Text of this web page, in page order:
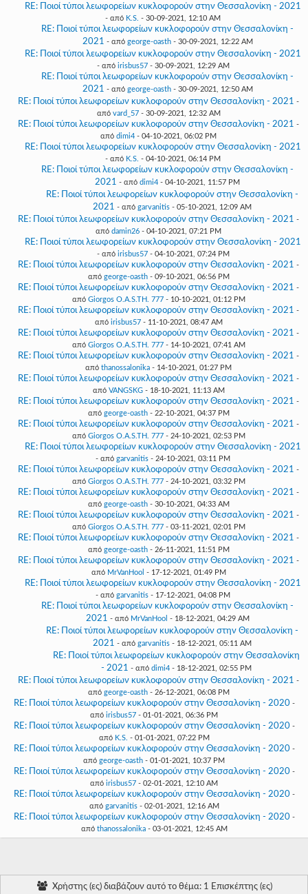
RE: Ποιοί τύποι λεωφορείων κυκλοφορούν στην Θεσσαλονίκη - 2021
- από K.S. - 30-09-2021, 12:10 AM
RE: Ποιοί τύποι λεωφορείων κυκλοφορούν στην Θεσσαλονίκη -
2021 - από george-oasth- 30-09-2021, 12:22 AM
RE: Ποιοί τύποι λεωφορείων κυκλοφορούν στην Θεσσαλονίκη - 2021
- από irisbus57- 30-09-2021, 12:29 AM
RE: Ποιοί τύποι λεωφορείων κυκλοφορούν στην Θεσσαλονίκη -
2021 - από george-oasth- 30-09-2021, 12:50 AM
RE: Ποιοί τύποι λεωφορείων κυκλοφορούν στην Θεσσαλονίκη - 2021 -
από vard_57- 30-09-2021, 12:32 AM
RE: Ποιοί τύποι λεωφορείων κυκλοφορούν στην Θεσσαλονίκη - 2021 -
από dimi4 - 04-10-2021, 06:02 PM
RE: Ποιοί τύποι λεωφορείων κυκλοφορούν στην Θεσσαλονίκη - 2021
- από K.S. - 04-10-2021, 06:14 PM
RE: Ποιοί τύποι λεωφορείων κυκλοφορούν στην Θεσσαλονίκη -
2021 - από dimi4 - 04-10-2021, 11:57 PM
RE: Ποιοί τύποι λεωφορείων κυκλοφορούν στην Θεσσαλονίκη -
2021 - από garvanitis- 05-10-2021, 12:09 AM
RE: Ποιοί τύποι λεωφορείων κυκλοφορούν στην Θεσσαλονίκη - 2021 -
από damin26 - 04-10-2021, 07:21 PM
RE: Ποιοί τύποι λεωφορείων κυκλοφορούν στην Θεσσαλονίκη - 2021
- από irisbus57- 04-10-2021, 07:24 PM
RE: Ποιοί τύποι λεωφορείων κυκλοφορούν στην Θεσσαλονίκη - 2021 -
από george-oasth- 09-10-2021, 06:56 PM
RE: Ποιοί τύποι λεωφορείων κυκλοφορούν στην Θεσσαλονίκη - 2021 -
από Giorgos O.A.S.TH. 777- 10-10-2021, 01:12 PM
RE: Ποιοί τύποι λεωφορείων κυκλοφορούν στην Θεσσαλονίκη - 2021 -
από irisbus57- 11-10-2021, 08:47 AM
RE: Ποιοί τύποι λεωφορείων κυκλοφορούν στην Θεσσαλονίκη - 2021 -
από Giorgos O.A.S.TH. 777- 14-10-2021, 07:41 AM
RE: Ποιοί τύποι λεωφορείων κυκλοφορούν στην Θεσσαλονίκη - 2021 -
από thanossalonika - 14-10-2021, 01:27 PM
RE: Ποιοί τύποι λεωφορείων κυκλοφορούν στην Θεσσαλονίκη - 2021 -
από VANGSKG- 18-10-2021, 11:13 AM
RE: Ποιοί τύποι λεωφορείων κυκλοφορούν στην Θεσσαλονίκη - 2021 -
από george-oasth- 22-10-2021, 04:37 PM
RE: Ποιοί τύποι λεωφορείων κυκλοφορούν στην Θεσσαλονίκη - 2021 -
από Giorgos O.A.S.TH. 777- 24-10-2021, 02:53 PM
RE: Ποιοί τύποι λεωφορείων κυκλοφορούν στην Θεσσαλονίκη - 2021
- από garvanitis - 24-10-2021, 03:11 PM
RE: Ποιοί τύποι λεωφορείων κυκλοφορούν στην Θεσσαλονίκη - 2021 -
από Giorgos O.A.S.TH. 777- 24-10-2021, 03:32 PM
RE: Ποιοί τύποι λεωφορείων κυκλοφορούν στην Θεσσαλονίκη - 2021 -
από george-oasth- 30-10-2021, 04:33 AM
RE: Ποιοί τύποι λεωφορείων κυκλοφορούν στην Θεσσαλονίκη - 2021 -
από Giorgos O.A.S.TH. 777- 03-11-2021, 02:01 PM
RE: Ποιοί τύποι λεωφορείων κυκλοφορούν στην Θεσσαλονίκη - 2021 -
από george-oasth- 26-11-2021, 11:51 PM
RE: Ποιοί τύποι λεωφορείων κυκλοφορούν στην Θεσσαλονίκη - 2021 -
από MrVanHool - 17-12-2021, 01:49 PM
RE: Ποιοί τύποι λεωφορείων κυκλοφορούν στην Θεσσαλονίκη - 2021
- από garvanitis - 17-12-2021, 04:08 PM
RE: Ποιοί τύποι λεωφορείων κυκλοφορούν στην Θεσσαλονίκη -
2021 - από MrVanHool - 18-12-2021, 04:29 AM
RE: Ποιοί τύποι λεωφορείων κυκλοφορούν στην Θεσσαλονίκη -
2021 - από garvanitis- 18-12-2021, 05:11 AM
RE: Ποιοί τύποι λεωφορείων κυκλοφορούν στην Θεσσαλονίκη
- 2021 - από dimi4 - 18-12-2021, 02:55 PM
RE: Ποιοί τύποι λεωφορείων κυκλοφορούν στην Θεσσαλονίκη - 2021 -
από george-oasth- 26-12-2021, 06:08 PM
RE: Ποιοί τύποι λεωφορείων κυκλοφορούν στην Θεσσαλονίκη - 2020 -
από irisbus57 - 01-01-2021, 06:36 PM
RE: Ποιοί τύποι λεωφορείων κυκλοφορούν στην Θεσσαλονίκη - 2020 -
από K.S. - 01-01-2021, 07:22 PM
RE: Ποιοί τύποι λεωφορείων κυκλοφορούν στην Θεσσαλονίκη - 2020 -
από george-oasth - 01-01-2021, 10:37 PM
RE: Ποιοί τύποι λεωφορείων κυκλοφορούν στην Θεσσαλονίκη - 2020 -
από irisbus57 - 02-01-2021, 12:10 AM
RE: Ποιοί τύποι λεωφορείων κυκλοφορούν στην Θεσσαλονίκη - 2020 -
από garvanitis- 02-01-2021, 12:16 AM
RE: Ποιοί τύποι λεωφορείων κυκλοφορούν στην Θεσσαλονίκη - 2020 -
από thanossalonika- 03-01-2021, 12:45 AM
Χρήστης (ες) διαβάζουν αυτό το θέμα: 1 Επισκέπτης (ες)